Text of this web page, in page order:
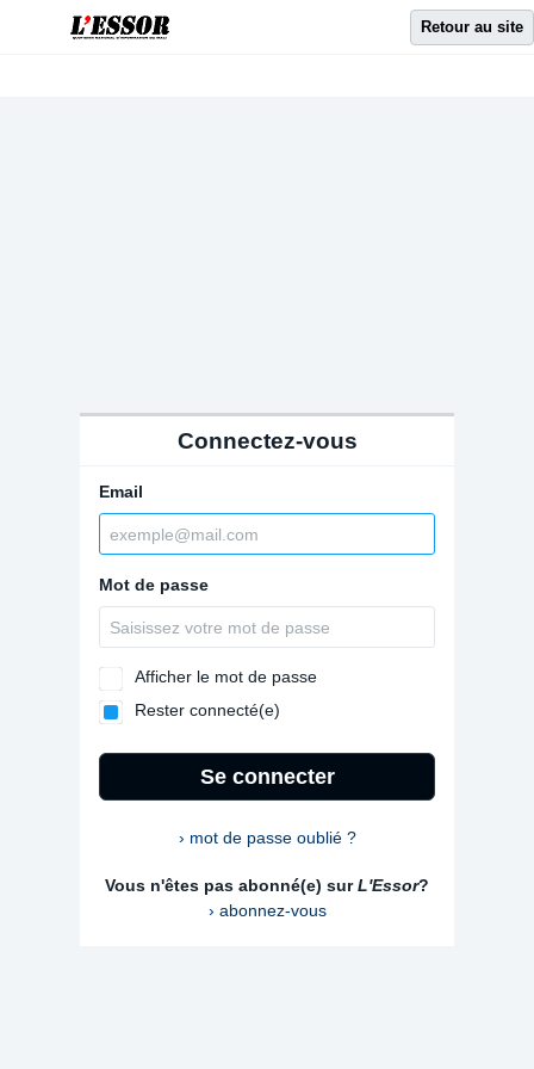
Retour au site
Connectez-vous
Email
Mot de passe
Afficher le mot de passe
Rester connecté(e)
Se connecter
› mot de passe oublié ?
Vous n'êtes pas abonné(e) surL'Essor?
› abonnez-vous